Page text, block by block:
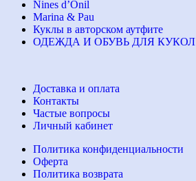
Nines d’Onil
Marina & Pau
Куклы в авторском аутфите
ОДЕЖДА И ОБУВЬ ДЛЯ КУКОЛ
Доставка и оплата
Контакты
Частые вопросы
Личный кабинет
Политика конфиденциальности
Оферта
Политика возврата